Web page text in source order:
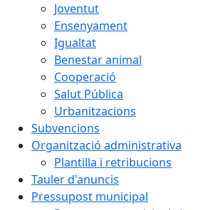
Joventut
Ensenyament
Igualtat
Benestar animal
Cooperació
Salut Pública
Urbanitzacions
Subvencions
Organització administrativa
Plantilla i retribucions
Tauler d'anuncis
Pressupost municipal